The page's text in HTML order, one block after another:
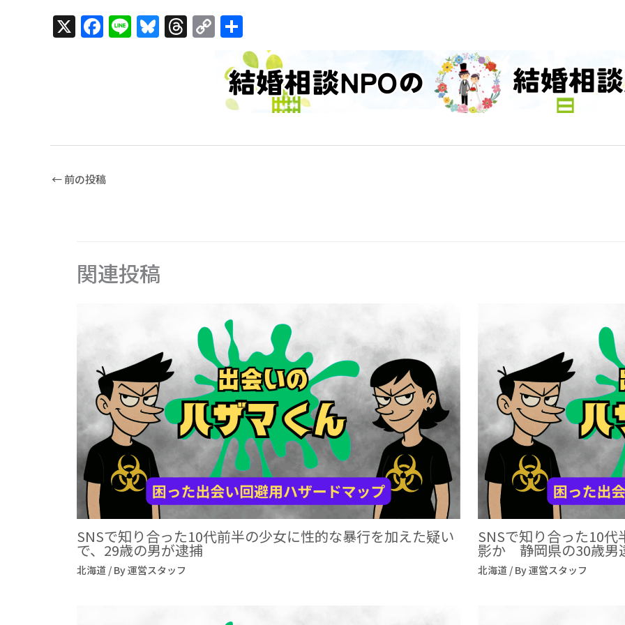
X F
a
o
k
Li
n
Bl
u
y
T
h
s
C
o
p
y
Li
n
有
←前の投稿
関連投稿
SNSで知り合った10代前半の少女に性的な暴行を加えた疑い
で、29歳の男が逮捕
北海道/ By運営スタッフ
SNSで知り合った10
影か 静岡県の30歳男
北海道/ By運営スタッフ